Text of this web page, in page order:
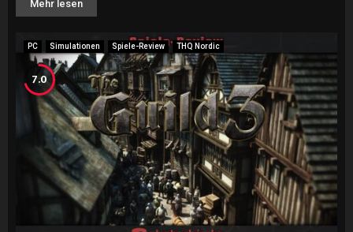
Mehr lesen
PC Simulationen Spiele-Review THQ Nordic
7.0